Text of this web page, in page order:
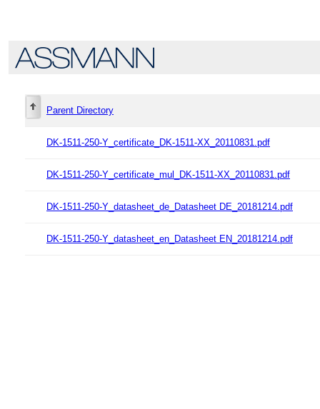
Parent Directory
DK-1511-250-Y_certificate_DK-1511-XX_20110831.pdf
DK-1511-250-Y_certificate_mul_DK-1511-XX_20110831.pdf
DK-1511-250-Y_datasheet_de_Datasheet DE_20181214.pdf
DK-1511-250-Y_datasheet_en_Datasheet EN_20181214.pdf